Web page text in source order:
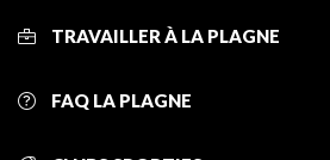
TRAVAILLER À LA PLAGNE
FAQ LA PLAGNE